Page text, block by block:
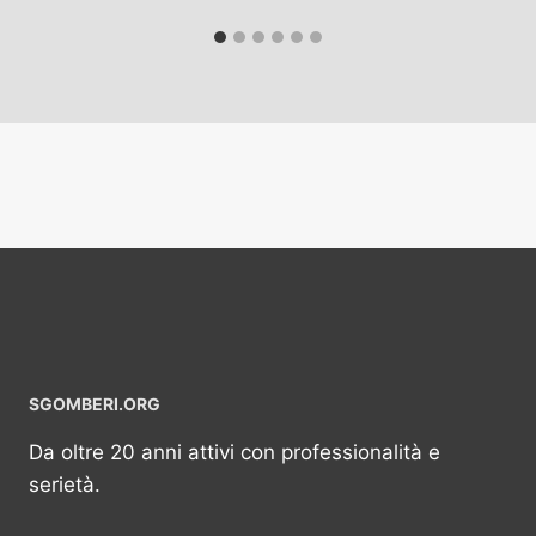
SGOMBERI.ORG
Da oltre 20 anni attivi con professionalità e
serietà.